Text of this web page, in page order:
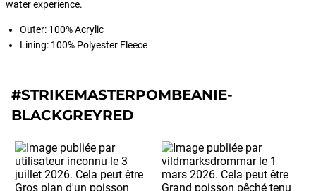
water experience.
Outer: 100% Acrylic
Lining: 100% Polyester Fleece
#STRIKEMASTERPOMBEANIE-
BLACKGREYRED